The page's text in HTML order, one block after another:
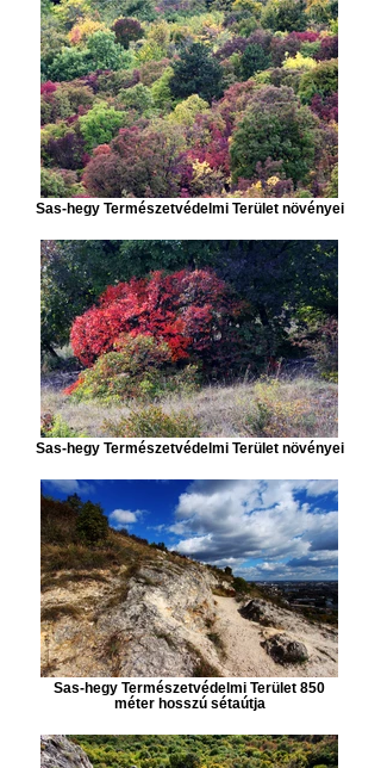
Sas-hegy Természetvédelmi Terület növényei
Sas-hegy Természetvédelmi Terület növényei
Sas-hegy Természetvédelmi Terület 850
méter hosszú sétaútja